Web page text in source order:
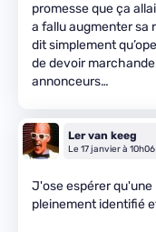
promesse que ça
a fallu augmenter sa
dit simplement
de devoir
annonceurs…
Ler van keeg
Le 17 janvier à 10h06
J'ose espérer
pleinement identifié